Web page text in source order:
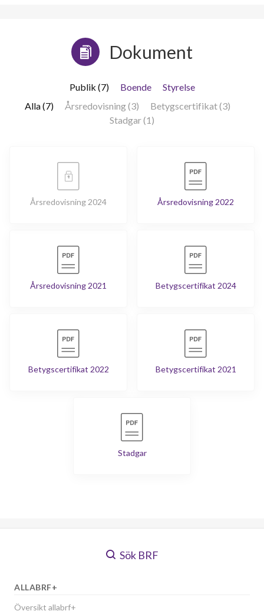
Dokument
Publik (7) Boende
Styrelse
Alla (7)
Årsredovisning (3)
Betygscertifikat (3)
Stadgar (1)
Årsredovisning 2024 Årsredovisning 2022
Årsredovisning 2021 Betygscertifikat 2024
Betygscertifikat 2022 Betygscertifikat 2021
Stadgar
Sök BRF
ALLABRF+
Översikt allabrf+